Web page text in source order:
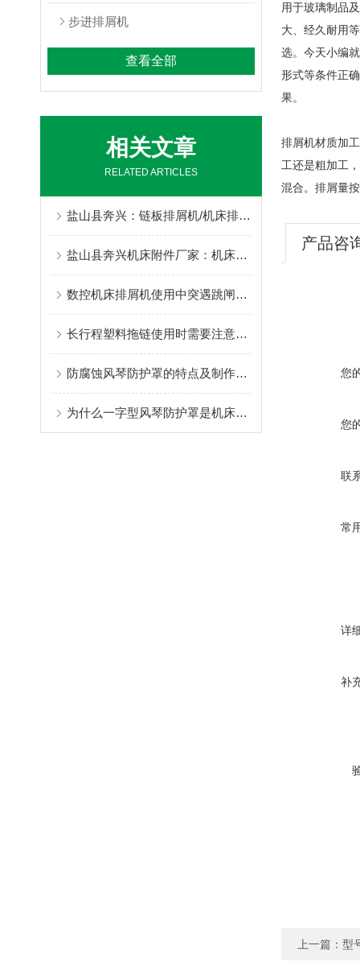
步进排屑机
查看全部
相关文章
RELATED ARTICLES
盐山县奔兴：链板排屑机/机床排屑机/磁性排屑机/刮板排屑机/链板式排屑机/链式排屑机全品类非标定制，一站式机床排屑解决方案
盐山县奔兴机床附件厂家：机床排屑机/链板排屑机/磁性排屑机/刮板排屑机非标定制一站式供应
数控机床排屑机使用中突遇跳闸故障应如何处理
长行程塑料拖链使用时需要注意哪些方面?
防腐蚀风琴防护罩的特点及制作使用的三种方式
为什么一字型风琴防护罩是机床润滑的重难点
用于玻璃制品
大、经久耐用
选。今天小编
形式等条件正
果。
排屑机材质加
工还是粗加工
混合。排屑量
产品咨
您
您
联
常
详
补
上一篇： 型